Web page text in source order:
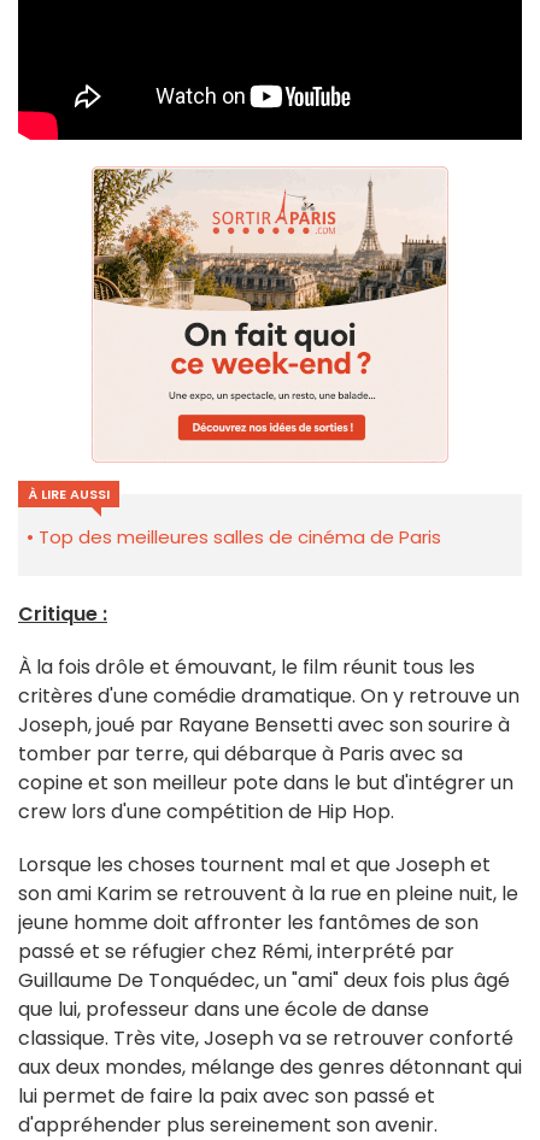
À LIRE AUSSI
Top des meilleures salles de cinéma de Paris
Critique :
À la fois drôle et émouvant, le film réunit tous les
critères d'une comédie dramatique. On y retrouve un
Joseph, joué par Rayane Bensetti avec son sourire à
tomber par terre, qui débarque à Paris avec sa
copine et son meilleur pote dans le but d'intégrer un
crew lors d'une compétition de Hip Hop.
Lorsque les choses tournent mal et que Joseph et
son ami Karim se retrouvent à la rue en pleine nuit, le
jeune homme doit affronter les fantômes de son
passé et se réfugier chez Rémi, interprété par
Guillaume De Tonquédec, un "ami" deux fois plus âgé
que lui, professeur dans une école de danse
classique. Très vite, Joseph va se retrouver conforté
aux deux mondes, mélange des genres détonnant qui
lui permet de faire la paix avec son passé et
d'appréhender plus sereinement son avenir.